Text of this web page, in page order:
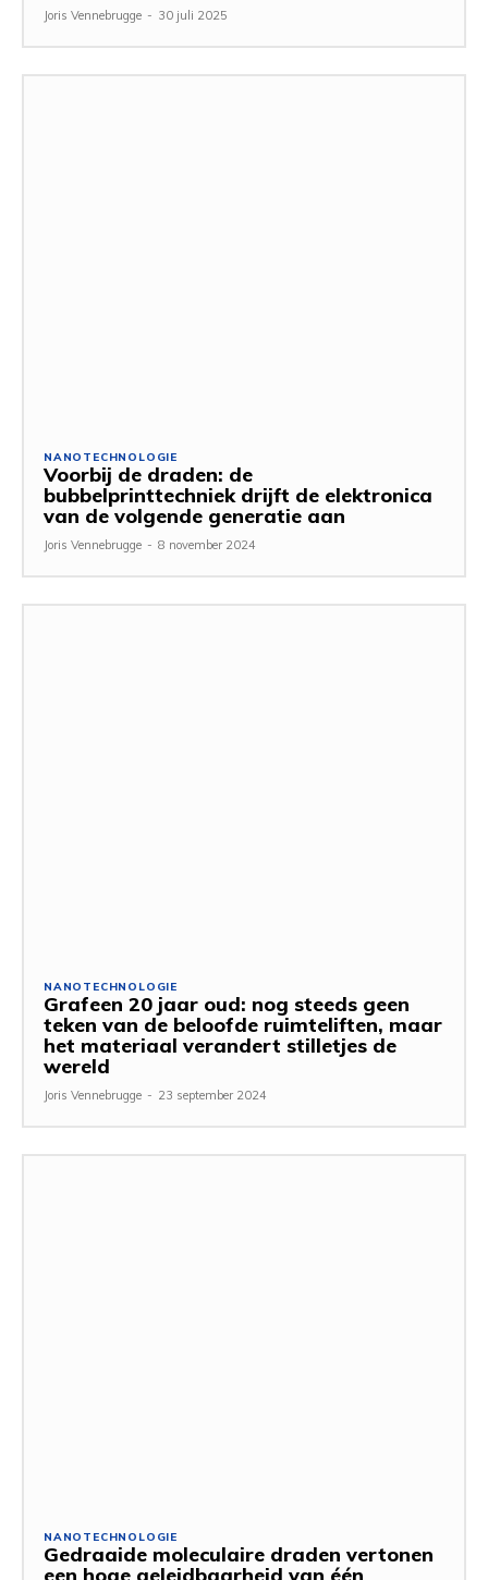
Joris Vennebrugge - 30 juli 2025
NANOTECHNOLOGIE
Voorbij de draden: de
bubbelprinttechniek drijft de elektronica
van de volgende generatie aan
Joris Vennebrugge - 8 november 2024
NANOTECHNOLOGIE
Grafeen 20 jaar oud: nog steeds geen
teken van de beloofde ruimteliften, maar
het materiaal verandert stilletjes de
wereld
Joris Vennebrugge - 23 september 2024
NANOTECHNOLOGIE
Gedraaide moleculaire draden vertonen